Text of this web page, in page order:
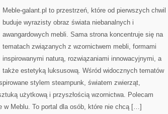
Meble-galant.pl to przestrzeń, które od pierwszych chwil
buduje wyrazisty obraz świata niebanalnych i
awangardowych mebli. Sama strona koncentruje się na
tematach związanych z wzornictwem mebli, formami
inspirowanymi naturą, rozwiązaniami innowacyjnymi, a
także estetyką luksusową. Wśród widocznych tematów
stylem steampunk, światem zwierząt,
użytkową i przyszłością wzornictwa. Polecam
w Meblu. To portal dla osób, które nie chcą […]